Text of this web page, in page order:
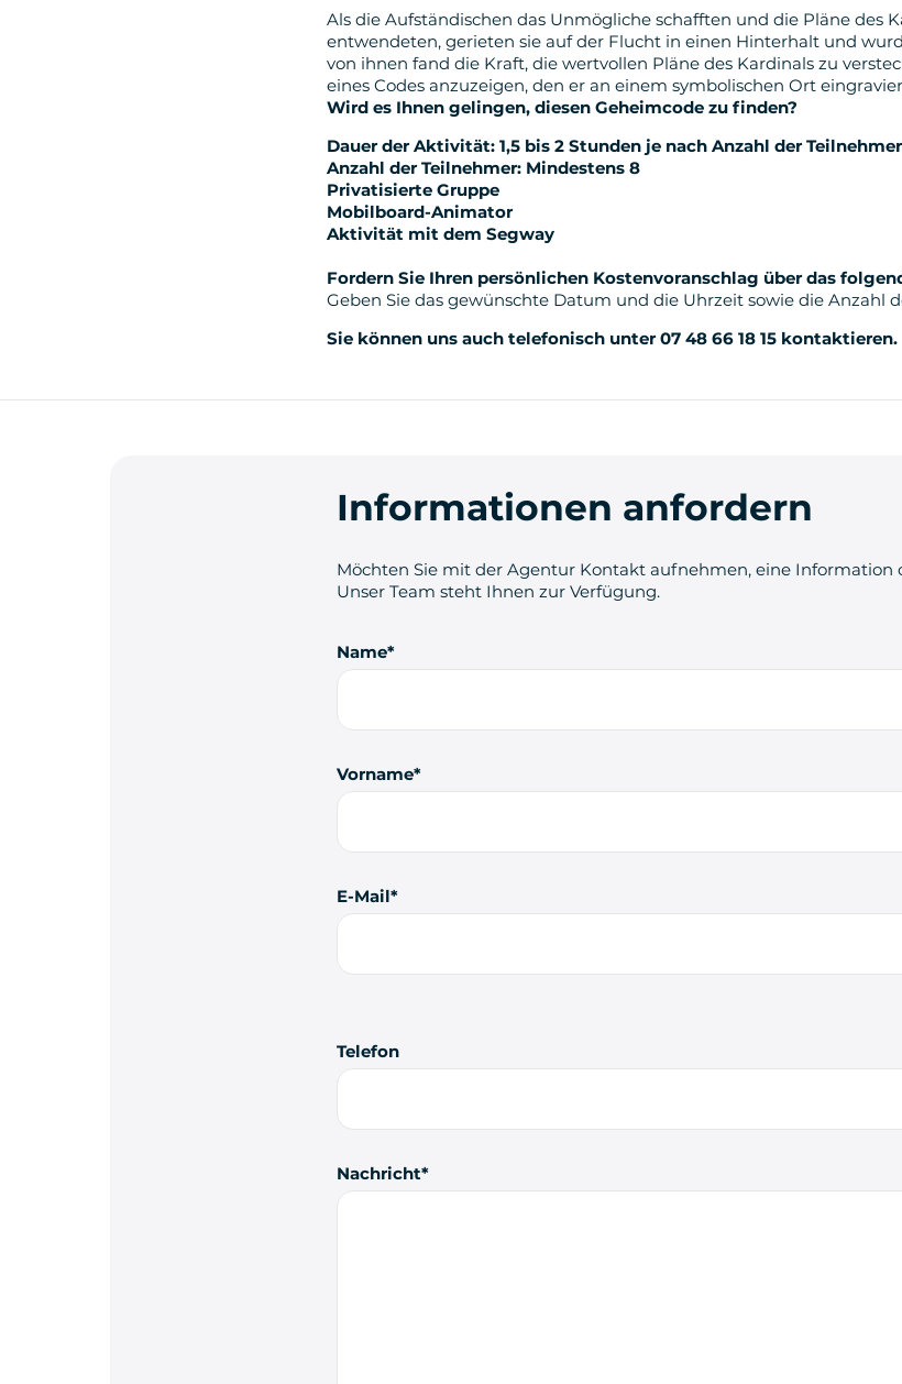
Als die Aufständischen das Unmögliche schafften und die Pläne des
entwendeten, gerieten sie auf der Flucht in einen Hinterhalt und
von ihnen fand die Kraft, die wertvollen Pläne des Kardinals zu
eines Codes anzuzeigen, den er an einem symbolischen Ort
Wird es Ihnen gelingen, diesen Geheimcode zu finden?
Dauer der Aktivität: 1,5 bis 2 Stunden je nach Anzahl der
Anzahl der Teilnehmer: Mindestens 8
Privatisierte Gruppe
Mobilboard-Animator
Aktivität mit dem Segway
Fordern Sie Ihren persönlichen Kostenvoranschlag über das
Geben Sie das gewünschte Datum und die Uhrzeit sowie die Anzahl
Sie können uns auch telefonisch unter 07 48 66 18 15 kontaktieren.
Informationen anfordern
Möchten Sie mit der Agentur Kontakt aufnehmen, eine Information
Unser Team steht Ihnen zur Verfügung.
Name
Vorname
E-Mail
Telefon
Nachricht